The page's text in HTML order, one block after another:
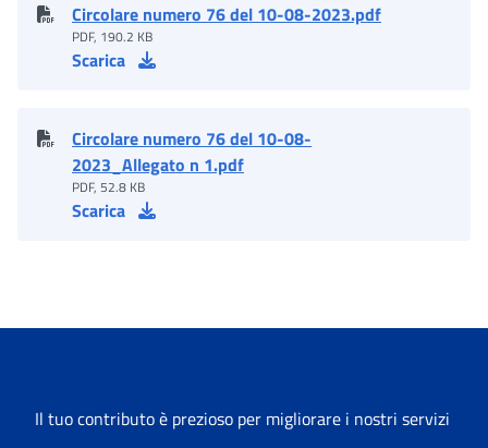
Circolare numero 76 del 10-08-2023.pdf
PDF, 190.2 KB
Scarica
Circolare numero 76 del 10-08-
2023_Allegato n 1.pdf
PDF, 52.8 KB
Scarica
Il tuo contributo è prezioso per migliorare i nostri servizi